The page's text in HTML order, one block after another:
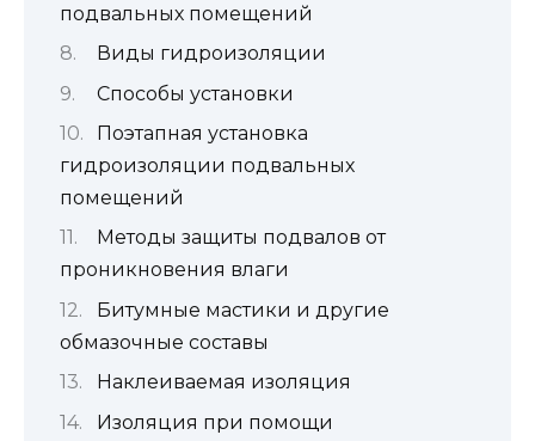
подвальных помещений
Виды гидроизоляции
Способы установки
Поэтапная установка
гидроизоляции подвальных
помещений
Методы защиты подвалов от
проникновения влаги
Битумные мастики и другие
обмазочные составы
Наклеиваемая изоляция
Изоляция при помощи